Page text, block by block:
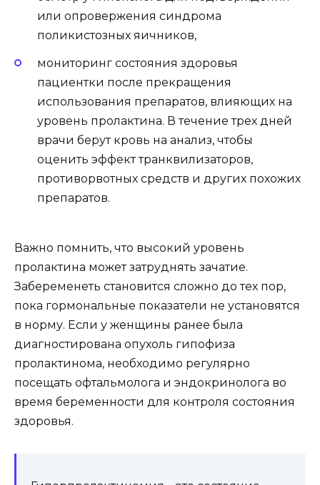
или опровержения синдрома
поликистозных яичников,
мониторинг состояния здоровья
пациентки после прекращения
использования препаратов, влияющих на
уровень пролактина. В течение трех дней
врачи берут кровь на анализ, чтобы
оценить эффект транквилизаторов,
противорвотных средств и других похожих
препаратов.
Важно помнить, что высокий уровень
пролактина может затруднять зачатие.
Забеременеть становится сложно до тех пор,
пока гормональные показатели не установятся
в норму. Если у женщины ранее была
диагностирована опухоль гипофиза
пролактинома, необходимо регулярно
посещать офтальмолога и эндокринолога во
время беременности для контроля состояния
здоровья.